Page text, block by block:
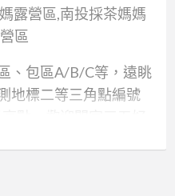
露營區,南投採茶媽媽
區
、包區A/B/C等，遠眺
地標二等三角點編號